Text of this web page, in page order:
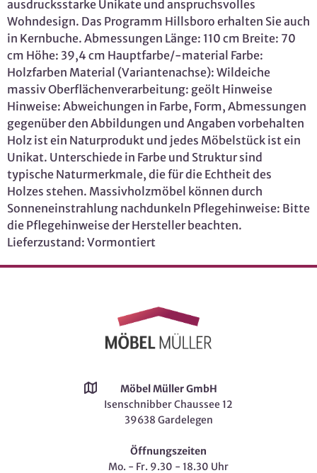
ausdrucksstarke Unikate und anspruchsvolles
Wohndesign. Das Programm Hillsboro erhalten Sie auch
in Kernbuche. Abmessungen Länge: 110 cm Breite: 70
cm Höhe: 39,4 cm Hauptfarbe/-material Farbe:
Holzfarben Material (Variantenachse): Wildeiche
massiv Oberflächenverarbeitung: geölt Hinweise
Hinweise: Abweichungen in Farbe, Form, Abmessungen
gegenüber den Abbildungen und Angaben vorbehalten
Holz ist ein Naturprodukt und jedes Möbelstück ist ein
Unikat. Unterschiede in Farbe und Struktur sind
typische Naturmerkmale, die für die Echtheit des
Holzes stehen. Massivholzmöbel können durch
Sonneneinstrahlung nachdunkeln Pflegehinweise: Bitte
die Pflegehinweise der Hersteller beachten.
Lieferzustand: Vormontiert
Möbel Müller GmbH
Isenschnibber Chaussee 12
39638 Gardelegen
Öffnungszeiten
Mo. - Fr. 9.30 - 18.30 Uhr